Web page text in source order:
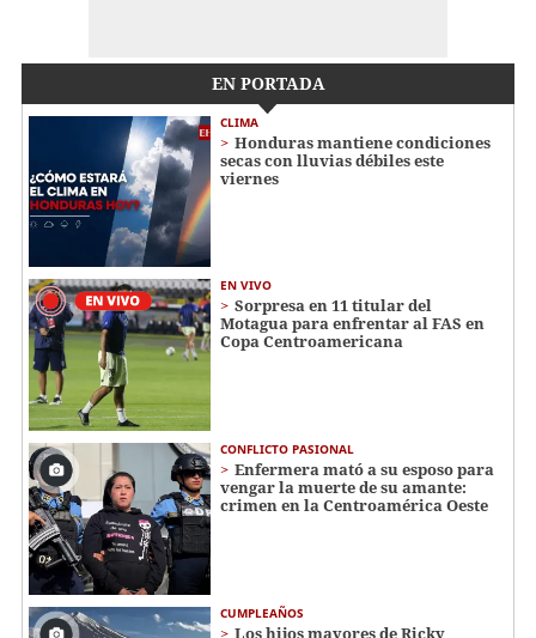
EN PORTADA
CLIMA
Honduras mantiene condiciones
secas con lluvias débiles este
viernes
EN VIVO
Sorpresa en 11 titular del
Motagua para enfrentar al FAS en
Copa Centroamericana
CONFLICTO PASIONAL
Enfermera mató a su esposo para
vengar la muerte de su amante:
crimen en la Centroamérica Oeste
CUMPLEAÑOS
Los hijos mayores de Ricky